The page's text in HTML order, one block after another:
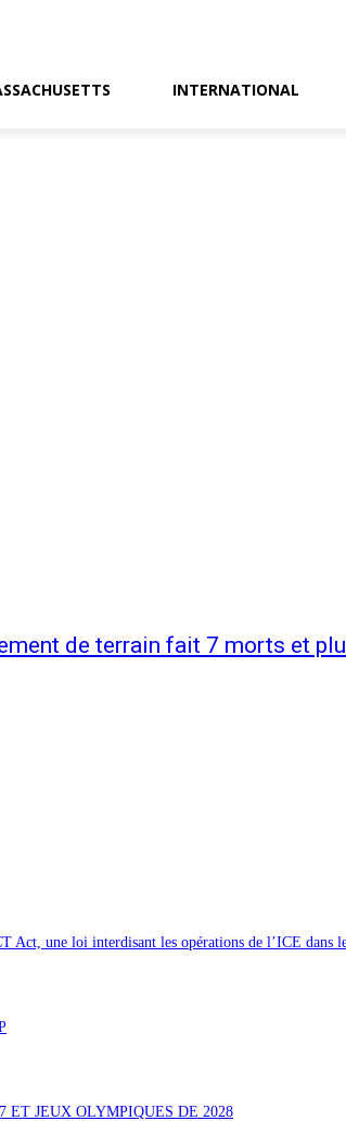
INTERNATIONAL
de terrain fait 7 morts et
Act, une loi interdisant les opérations de l’ICE dans
ET JEUX OLYMPIQUES DE 2028